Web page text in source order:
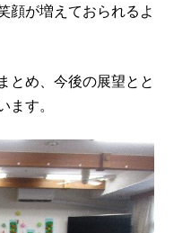
顔が増えておられるよ
とめ、今後の展望とと
ます。